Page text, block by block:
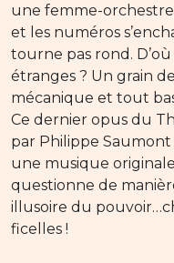
une femme-
et les numéros
tourne pas rond.
étranges ? Un grain
mécanique et tout
Ce dernier opus du
par Philippe
une musique
questionne de
illusoire du
ficelles !